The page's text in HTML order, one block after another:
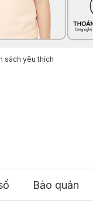
sách yêu thích
Bảo quản